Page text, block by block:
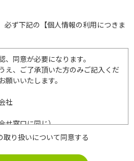
必ず下記の【個人情報の利用につきま
同意が必要になります。
え、ご了承頂いた方のみご記入くだ
願いいたします。
社
せ窓口に同じ）
次の利用目的達成の範囲内において
取り扱いについて同意する